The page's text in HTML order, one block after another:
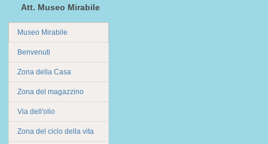
Att. Museo Mirabile
Museo Mirabile
Benvenuti
Zona della Casa
Zona del magazzino
Via dell'olio
Zona del ciclo della vita